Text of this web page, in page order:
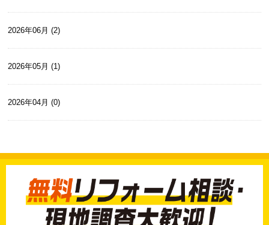
2026年06月 (2)
2026年05月 (1)
2026年04月 (0)